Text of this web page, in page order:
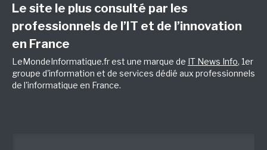
Le site le plus consulté par les
professionnels de l’IT et de l’innovation
en France
LeMondeInformatique.fr est une marque de IT News Info, 1er
groupe d'information et de services dédié aux professionnels
de l'informatique en France.